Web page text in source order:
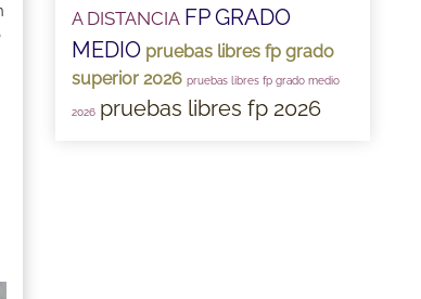
A DISTANCIA FP GRADO
MEDIO pruebas libres fp grado
superior 2026 pruebas libres fp grado medio
2026 pruebas libres fp 2026